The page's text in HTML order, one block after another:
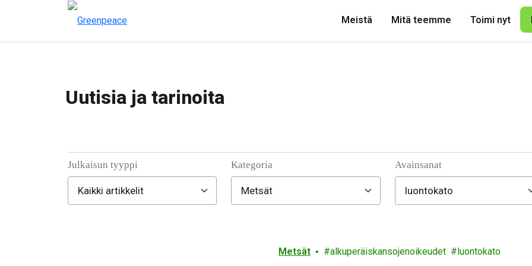
Meistä Mitä teemme Toimi nyt
Uutisia ja tarinoita
Filter posts
Julkaisun tyyppi Kategoria Avainsanat
Metsät alkuperäiskansojenoikeudet luontokato